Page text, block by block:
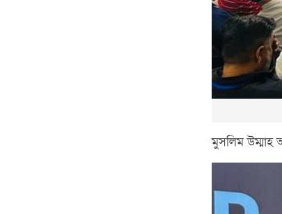
মুসলিম উম্মাহ